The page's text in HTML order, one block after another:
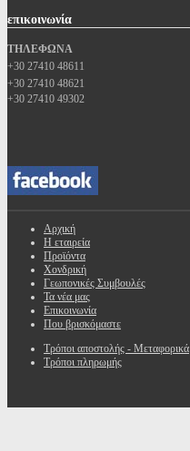
επικοινωνία
ΤΗΛΕΦΩΝΑ
+30 27410 48611
+30 27410 48621
+30 27410 49302
Αρχική
Η εταιρεία
Προϊόντα
Χονδρική
Γεωπονικές Συμβουλές
Τα νέα μας
Επικοινωνία
Που βρισκόμαστε
Τρόποι αποστολής - Μεταφορικά
Τρόποι πληρωμής